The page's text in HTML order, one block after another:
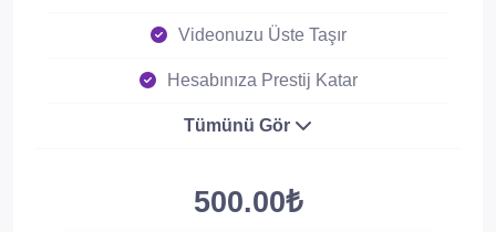
Videonuzu Üste Taşır
Hesabınıza Prestij Katar
Tümünü Gör
500.00₺